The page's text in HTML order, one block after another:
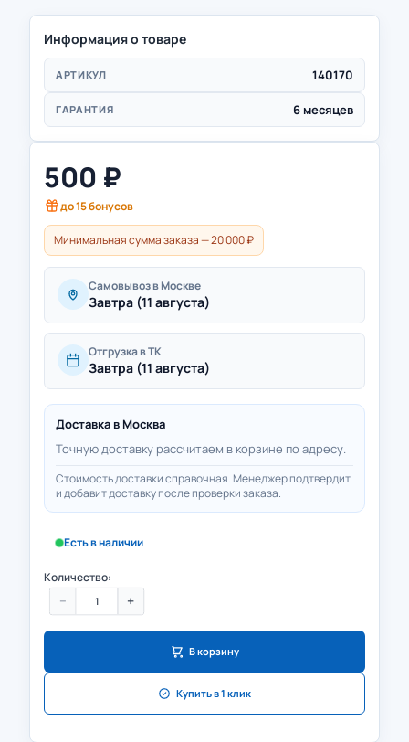
Информация о товаре
АРТИКУЛ 140170
ГАРАНТИЯ 6 месяцев
500 ₽
до15бонусов
Минимальная сумма заказа — 20 000 ₽
Самовывоз в Москве
Завтра (11 августа)
Отгрузка в ТК
Завтра (11 августа)
Доставка в Москва
Точную доставку рассчитаем в корзине по адресу.
Стоимость доставки справочная. Менеджер подтвердит
и добавит доставку после проверки заказа.
Есть в наличии
Количество:
− +
В корзину
Купить в 1 клик